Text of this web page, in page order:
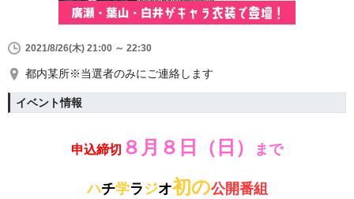
2021/8/26(木) 21:00 ～ 22:30
都内某所※当選者のみにご連絡します
イベント情報
申込締切 ８月８日（日） まで
ハチ学ラ ジオ初の公開番組